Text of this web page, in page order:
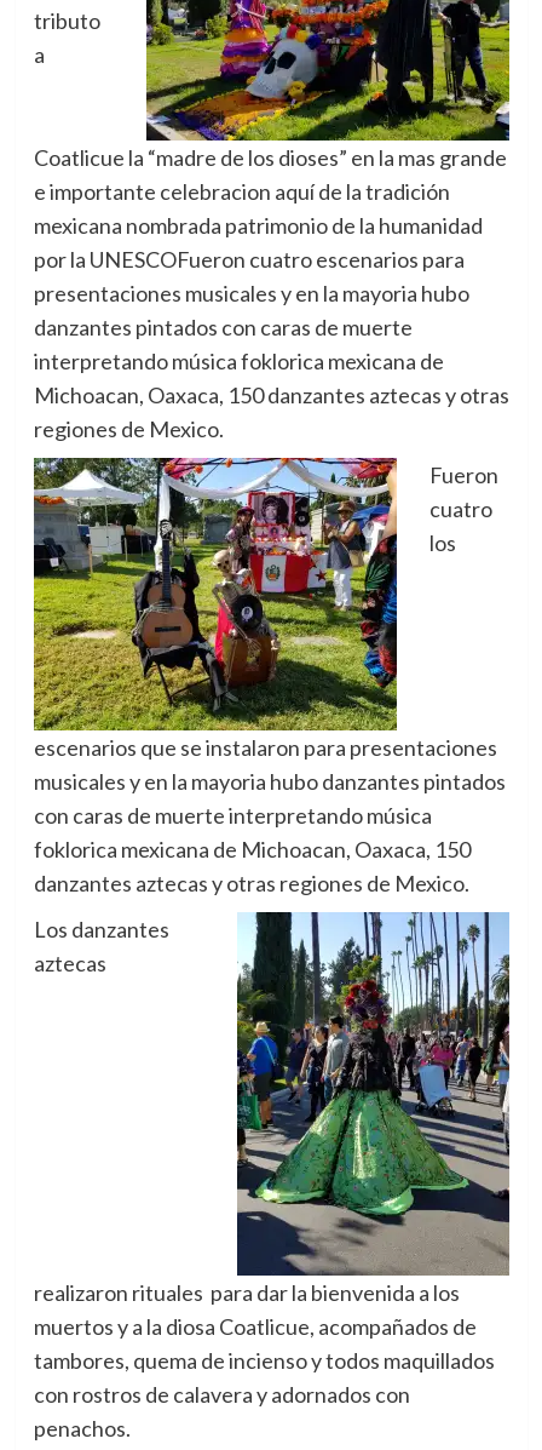
tributo
a
Coatlicue la “madre de los dioses” en la mas grande
e importante celebracion aquí de la tradición
mexicana nombrada patrimonio de la humanidad
por la UNESCOFueron cuatro escenarios para
presentaciones musicales y en la mayoria hubo
danzantes pintados con caras de muerte
interpretando música foklorica mexicana de
Michoacan, Oaxaca, 150 danzantes aztecas y otras
regiones de Mexico.
Fueron
cuatro
los
escenarios que se instalaron para presentaciones
musicales y en la mayoria hubo danzantes pintados
con caras de muerte interpretando música
foklorica mexicana de Michoacan, Oaxaca, 150
danzantes aztecas y otras regiones de Mexico.
Los danzantes
aztecas
realizaron rituales para dar la bienvenida a los
muertos y a la diosa Coatlicue, acompañados de
tambores, quema de incienso y todos maquillados
con rostros de calavera y adornados con
penachos.